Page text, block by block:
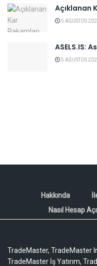
Açıklanan
5 AĞUSTOS
ASELS.IS:
5 AĞUSTOS
Hakkında
Nasıl Hesap
TradeMaster, TradeMaster
TradeMaster İş Yatırım,